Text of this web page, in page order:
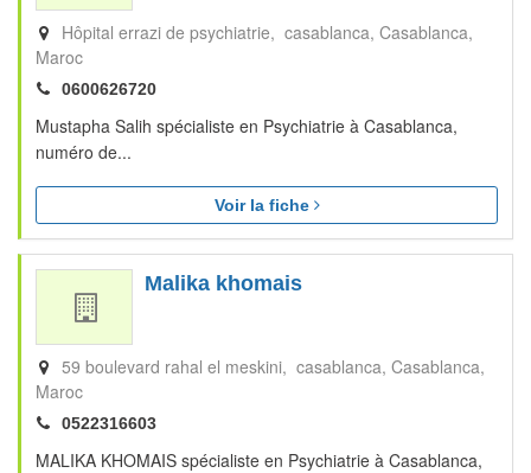
Hôpital errazi de psychiatrie, casablanca Casablanca
Maroc
0600626720
Mustapha Salih spécialiste en Psychiatrie à Casablanca,
numéro de...
Voir la fiche
Malika khomais
59 boulevard rahal el meskini, casablanca Casablanca
Maroc
0522316603
MALIKA KHOMAIS spécialiste en Psychiatrie à Casablanca,